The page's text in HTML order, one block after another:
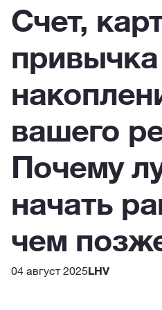
Счет,
вашего
Почему
начать
чем
04 август 2025LHV